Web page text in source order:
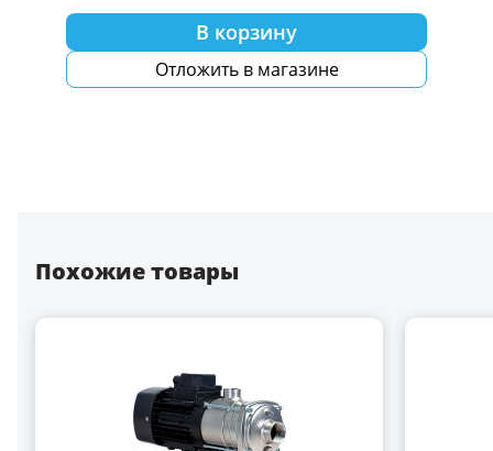
В корзину
Отложить в магазине
Похожие товары